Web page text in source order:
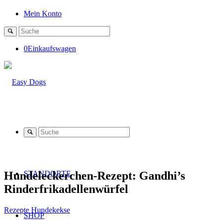
Mein Konto
0Einkaufswagen
STANDORTE
SHOP
Hundeleckerchen-Rezept: Gandhi’s
Rinderfrikadellenwürfel
Rezepte Hundekekse